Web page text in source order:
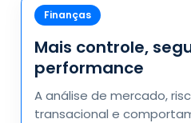
Finanças
Mais controle,
performance
A análise de mercado,
transacional e